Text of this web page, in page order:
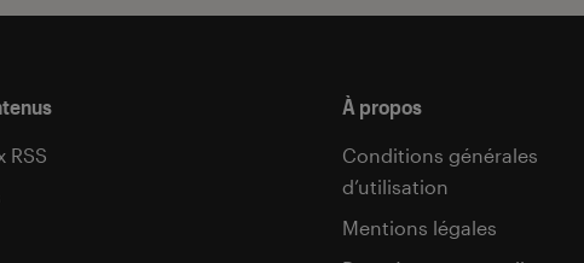
RSS
À propos
Conditions générales
d’utilisation
Mentions légales